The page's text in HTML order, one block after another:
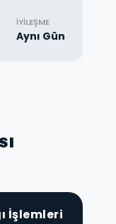
İYILEŞME
Aynı Gün
İşlemleri